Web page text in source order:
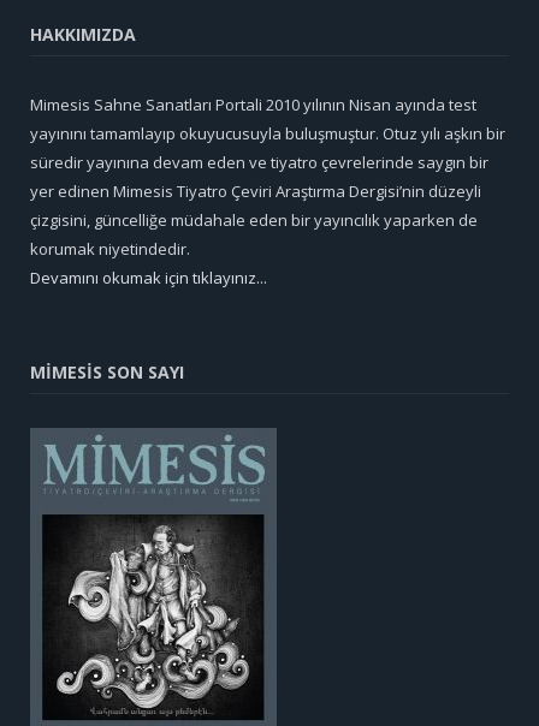
HAKKIMIZDA
Mimesis Sahne Sanatları Portali 2010 yılının Nisan ayında test
yayınını tamamlayıp okuyucusuyla buluşmuştur. Otuz yılı aşkın bir
süredir yayınına devam eden ve tiyatro çevrelerinde saygın bir
yer edinen Mimesis Tiyatro Çeviri Araştırma Dergisi’nin düzeyli
çizgisini, güncelliğe müdahale eden bir yayıncılık yaparken de
korumak niyetindedir.
Devamını okumak için tıklayınız...
MİMESİS SON SAYI